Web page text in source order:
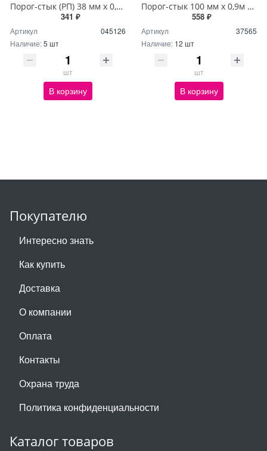
Порог-стык (РП) 38 мм х 0,9м Дуб браун
341 ₽
Артикул
045126
Наличие:5 шт
шт
В корзину
Порог-стык 100 мм х 0,9м орех П31,41
558 ₽
Артикул
37565
Наличие: 12 шт
шт
В корзину
Покупателю
Интересно знать
Как купить
Доставка
О компании
Оплата
Контакты
Охрана труда
Политика конфиденциальности
Каталог товаров